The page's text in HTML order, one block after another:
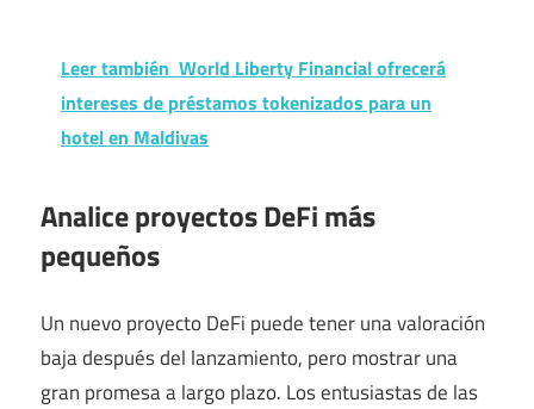
Leer también World Liberty Financial ofrecerá
intereses de préstamos tokenizados para un
hotel en Maldivas
Analice proyectos DeFi más
pequeños
Un nuevo proyecto DeFi puede tener una valoración
baja después del lanzamiento, pero mostrar una
gran promesa a largo plazo. Los entusiastas de las